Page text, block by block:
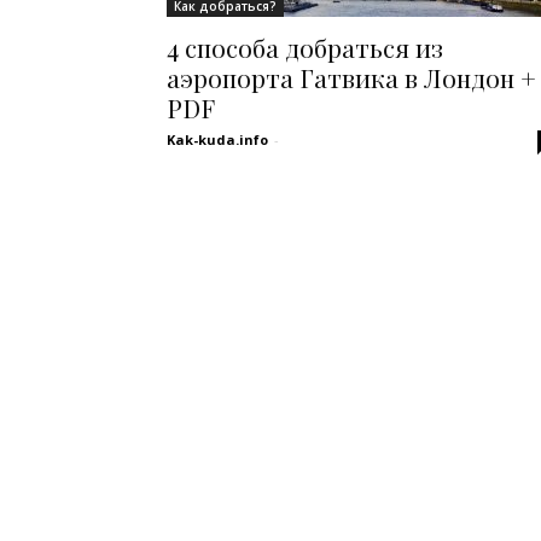
Как добраться?
4 способа добраться из
аэропорта Гатвика в Лондон +
PDF
Kak-kuda.info -